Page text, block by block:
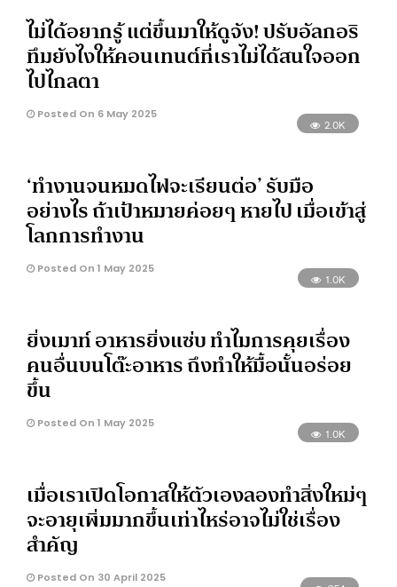
ไม่ได้อยากรู้ แต่ขึ้นมาให้ดูจัง! ปรับอัลกอริ
ทึมยังไงให้คอนเทนต์ที่เราไม่ได้สนใจออก
ไปไกลตา
Posted On 6 May 2025
2.0K
‘ทำงานจนหมดไฟจะเรียนต่อ’ รับมือ
อย่างไร ถ้าเป้าหมายค่อยๆ หายไป เมื่อเข้าสู่
โลกการทำงาน
Posted On 1 May 2025
1.0K
ยิ่งเมาท์ อาหารยิ่งแซ่บ ทำไมการคุยเรื่อง
คนอื่นบนโต๊ะอาหาร ถึงทำให้มื้อนั้นอร่อย
ขึ้น
Posted On 1 May 2025
1.0K
เมื่อเราเปิดโอกาสให้ตัวเองลองทำสิ่งใหม่ๆ
จะอายุเพิ่มมากขึ้นเท่าไหร่อาจไม่ใช่เรื่อง
สำคัญ
Posted On 30 April 2025